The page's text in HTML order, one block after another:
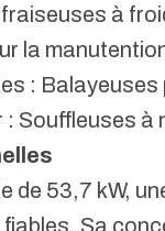
à
la
: Balayeuses
à
de 53,7 kW,
Sa